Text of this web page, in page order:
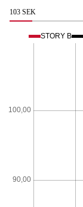
103 SEK
STORY B